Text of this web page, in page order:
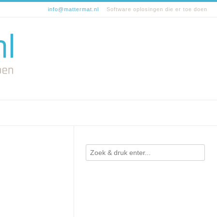
info@mattermat.nl Software oplosingen die er toe doen